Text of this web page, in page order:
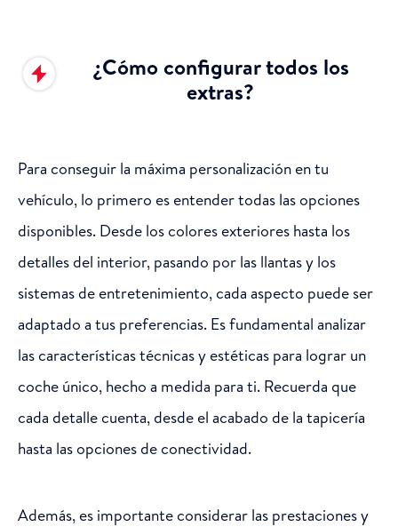
¿Cómo configurar todos los
extras?
Para conseguir la máxima personalización en tu
vehículo, lo primero es entender todas las opciones
disponibles. Desde los colores exteriores hasta los
detalles del interior, pasando por las llantas y los
sistemas de entretenimiento, cada aspecto puede ser
adaptado a tus preferencias. Es fundamental analizar
las características técnicas y estéticas para lograr un
coche único, hecho a medida para ti. Recuerda que
cada detalle cuenta, desde el acabado de la tapicería
hasta las opciones de conectividad.
Además, es importante considerar las prestaciones y